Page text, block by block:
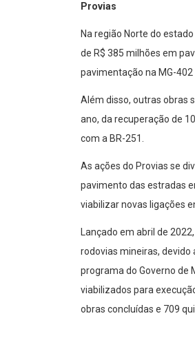
Provias
Na região Norte do
de R$ 385 milhões em
pavimentação na MG-
Além disso, outras obras
ano, da recuperação de
com a BR-251.
As ações do Provias se
pavimento das estradas
viabilizar novas ligações
Lançado em abril de
rodovias mineiras,
programa do Governo de
viabilizados para
obras concluídas e 709